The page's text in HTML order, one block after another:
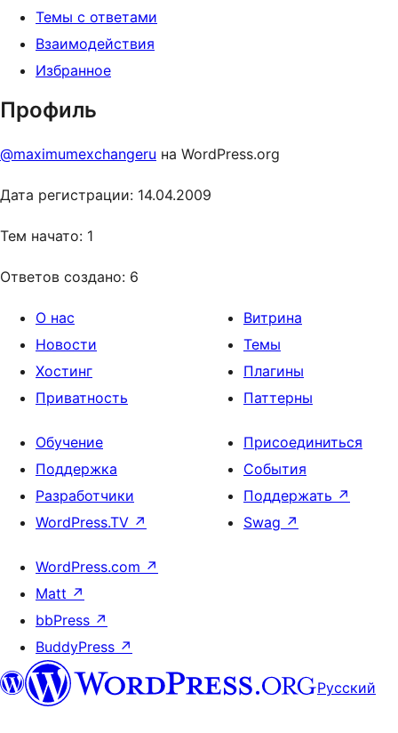
Темы с ответами
Взаимодействия
Избранное
Профиль
@maximumexchangeru на WordPress.org
Дата регистрации: 14.04.2009
Тем начато: 1
Ответов создано: 6
О нас
Новости
Хостинг
Приватность
Витрина
Темы
Плагины
Паттерны
Обучение
Поддержка
Разработчики
WordPress.TV ↗
Присоединиться
События
Поддержать ↗
Swag ↗
WordPress.com ↗
Matt ↗
bbPress ↗
BuddyPress ↗
Русский